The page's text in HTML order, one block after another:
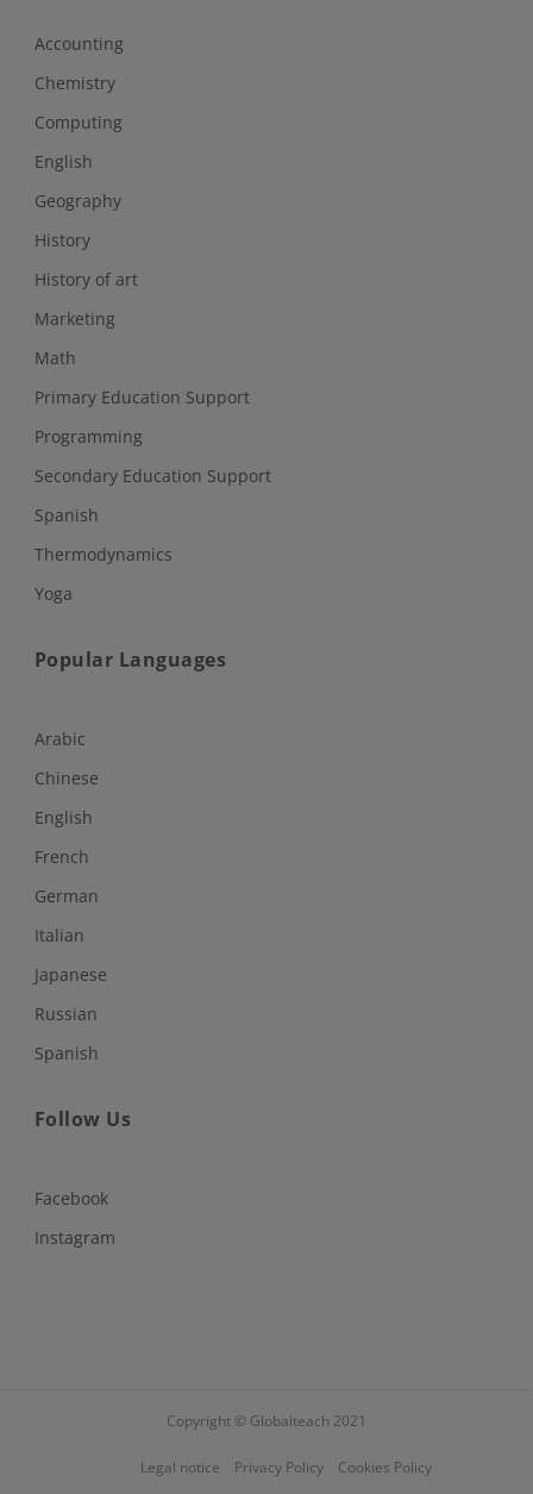
Accounting
Chemistry
Computing
English
Geography
History
History of art
Marketing
Math
Primary Education Support
Programming
Secondary Education Support
Spanish
Thermodynamics
Yoga
Popular Languages
Arabic
Chinese
English
French
German
Italian
Japanese
Russian
Spanish
Follow Us
Facebook
Instagram
Copyright © Globalteach 2021
Legal notice Privacy Policy Cookies Policy